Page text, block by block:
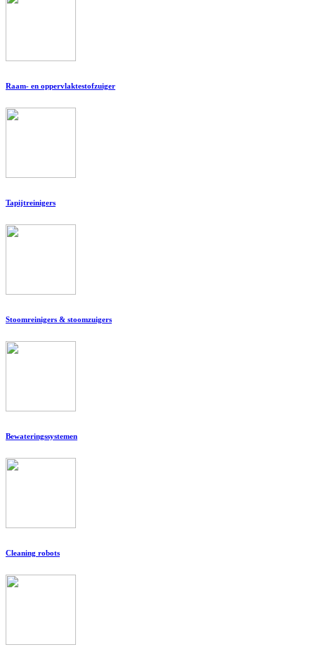
Raam- en oppervlaktestofzuiger
Tapijtreinigers
Stoomreinigers & stoomzuigers
Bewateringssystemen
Cleaning robots